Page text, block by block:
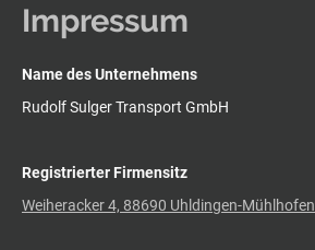
Impressum
Name des Unternehmens
Rudolf Sulger Transport GmbH
Registrierter Firmensitz
Weiheracker 4, 88690 Uhldingen-Mühlhofen